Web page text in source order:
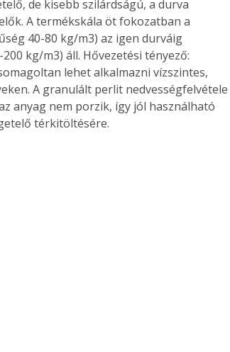
de kisebb szilárdságú, a durva
A termékskála öt fokozatban a
40-80 kg/m3) az igen durváig
kg/m3) áll. Hővezetési tényező:
lehet alkalmazni vízszintes,
A granulált perlit nedvességfelvétele
anyag nem porzik, így jól használható
térkitöltésére.